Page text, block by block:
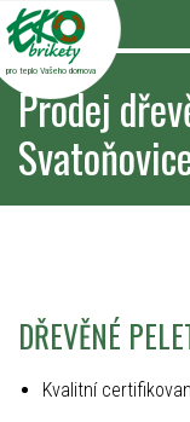
pro teplo Vašeho domova
Prodej
DŘEVĚNÉ
Kvalitní